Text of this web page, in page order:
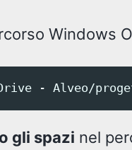
Windows
gli spazi nel